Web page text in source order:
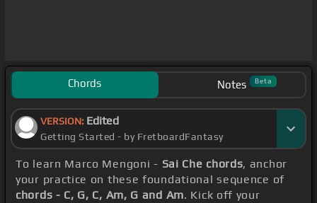
Chords Notes Beta
VERSION: Edited
Getting Started - by FretboardFantasy
To learn Marco Mengoni - Sai Che chords, anchor
your practice on these foundational sequence of
chords - C, G, C, Am, G and Am. Kick off your